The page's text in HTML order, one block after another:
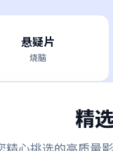
悬疑片
烧脑
精